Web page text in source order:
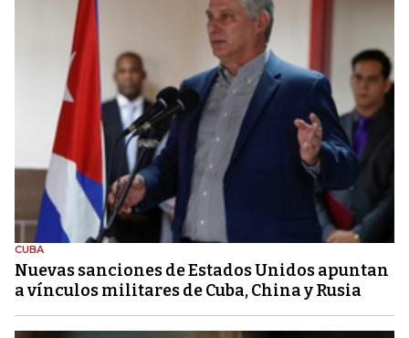
CUBA
Nuevas sanciones de Estados Unidos apuntan
a vínculos militares de Cuba, China y Rusia